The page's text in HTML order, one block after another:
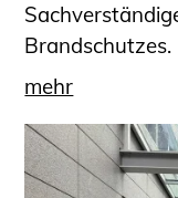
Brandschutzes.
mehr